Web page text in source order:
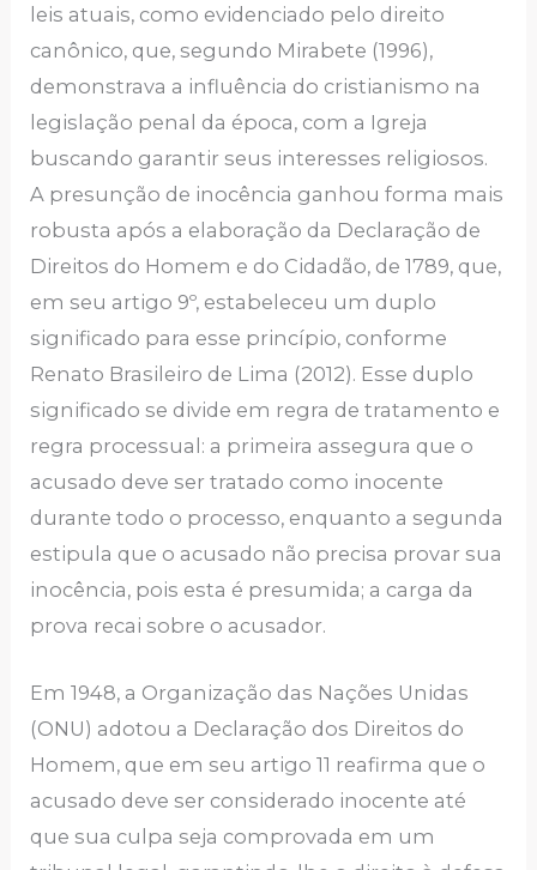
leis atuais, como evidenciado pelo direito
canônico, que, segundo Mirabete (1996),
demonstrava a influência do cristianismo na
legislação penal da época, com a Igreja
buscando garantir seus interesses religiosos.
A presunção de inocência ganhou forma mais
robusta após a elaboração da Declaração de
Direitos do Homem e do Cidadão, de 1789, que,
em seu artigo 9º, estabeleceu um duplo
significado para esse princípio, conforme
Renato Brasileiro de Lima (2012). Esse duplo
significado se divide em regra de tratamento e
regra processual: a primeira assegura que o
acusado deve ser tratado como inocente
durante todo o processo, enquanto a segunda
estipula que o acusado não precisa provar sua
inocência, pois esta é presumida; a carga da
prova recai sobre o acusador.
Em 1948, a Organização das Nações Unidas
(ONU) adotou a Declaração dos Direitos do
Homem, que em seu artigo 11 reafirma que o
acusado deve ser considerado inocente até
que sua culpa seja comprovada em um